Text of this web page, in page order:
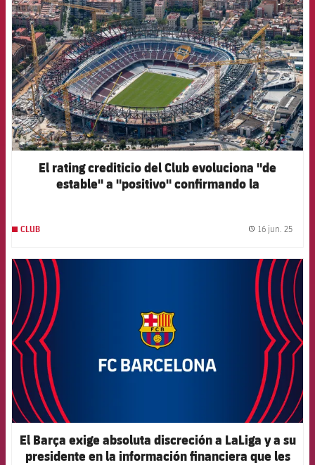
El rating crediticio del Club evoluciona "de
estable" a "positivo" confirmando la
CLUB 16 jun. 25
El Barça exige absoluta discreción a LaLiga y a su
presidente en la información financiera que les